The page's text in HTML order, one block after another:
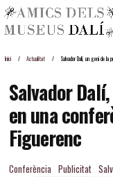
Inici Actualitat Salvador Dalí, un geni de la
Salvador
en una
Figuerenc
Conferència Publicitat